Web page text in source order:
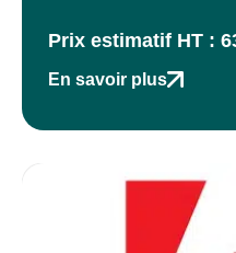
Prix estimatif HT :
En savoir plus